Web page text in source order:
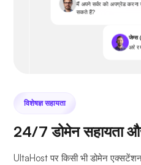
मैं अपने सर्वर को अपग्रेड करना
सकते हैं?
जेम्स
अरे
विशेषज्ञ सहायता
24/7 डोमेन सहायता
UltaHost पर किसी भी डोमेन